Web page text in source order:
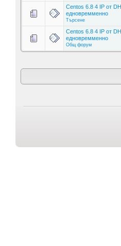
Centos 6.8 4 IP от
едновремменно
Търсене
Centos 6.8 4 IP от
едновремменно
Общ форум